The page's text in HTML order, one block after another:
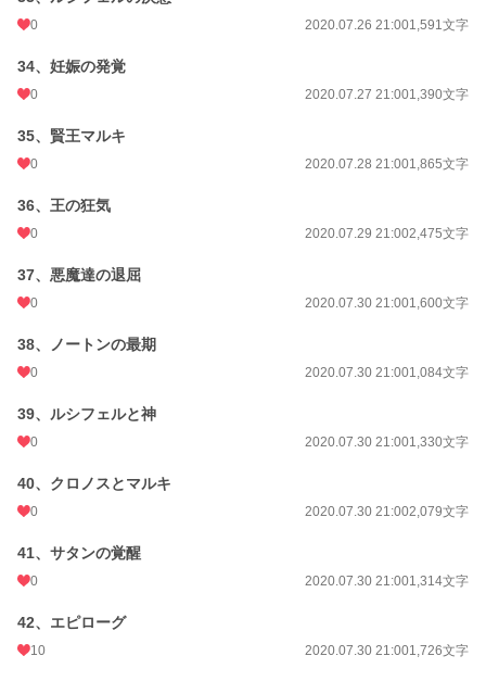
0 2020.07.26 21:001,591文字
34、妊娠の発覚
0 2020.07.27 21:001,390文字
35、賢王マルキ
0 2020.07.28 21:001,865文字
36、王の狂気
0 2020.07.29 21:002,475文字
37、悪魔達の退屈
0 2020.07.30 21:001,600文字
38、ノートンの最期
0 2020.07.30 21:001,084文字
39、ルシフェルと神
0 2020.07.30 21:001,330文字
40、クロノスとマルキ
0 2020.07.30 21:002,079文字
41、サタンの覚醒
0 2020.07.30 21:001,314文字
42、エピローグ
10 2020.07.30 21:001,726文字